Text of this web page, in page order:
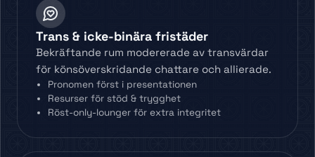
Trans & icke-binära fristäder
Bekräftande rum modererade av transvärdar
för könsöverskridande chattare och allierade.
Pronomen först i presentationen
Resurser för stöd & trygghet
Röst-only-lounger för extra integritet